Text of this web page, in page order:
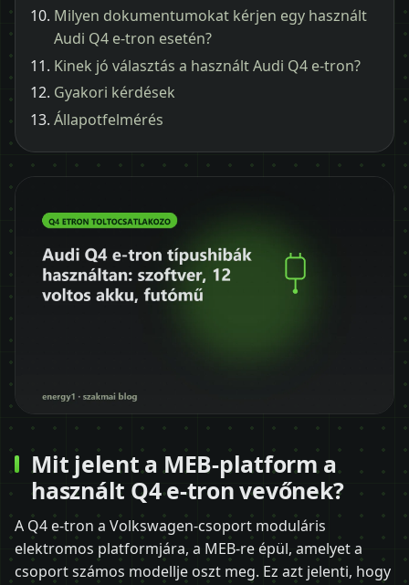
Milyen dokumentumokat kérjen egy használt
Audi Q4 e-tron esetén?
Kinek jó választás a használt Audi Q4 e-tron?
Gyakori kérdések
Állapotfelmérés
Mit jelent a MEB-platform a
használt Q4 e-tron vevőnek?
A Q4 e-tron a Volkswagen-csoport moduláris
elektromos platformjára, a MEB-re épül, amelyet a
csoport számos modellje oszt meg. Ez azt jelenti, hogy